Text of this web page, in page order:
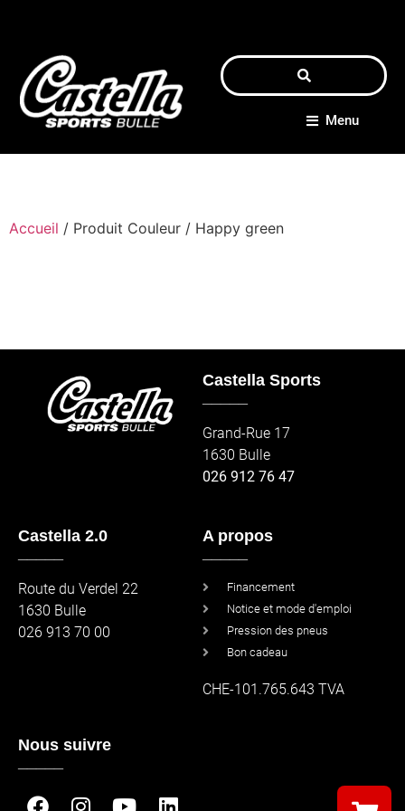
Menu
Accueil / Produit Couleur / Happy green
Castella Sports
Grand-Rue 17
1630 Bulle
026 912 76 47
Castella 2.0
Route du Verdel 22
1630 Bulle
026 913 70 00
A propos
Financement
Notice et mode d'emploi
Pression des pneus
Bon cadeau
CHE-101.765.643 TVA
Nous suivre